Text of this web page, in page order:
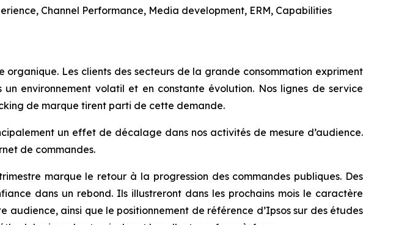
Channel Performance, Media development, ERM, Capabilities
organique. Les clients des secteurs de la grande consommation expriment
environnement volatil et en constante évolution. Nos lignes de service
de marque tirent parti de cette demande.
un effet de décalage dans nos activités de mesure d’audience.
de commandes.
marque le retour à la progression des commandes publiques. Des
dans un rebond. Ils illustreront dans les prochains mois le caractère
ainsi que le positionnement de référence d’Ipsos sur des études